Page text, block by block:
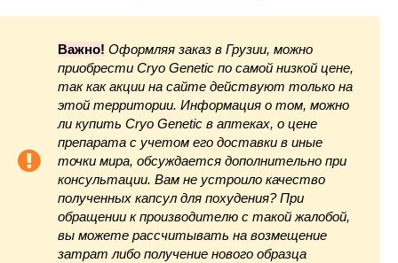
Важно! Оформляя заказ в Грузии, можно
приобрести Cryo Genetic по самой низкой цене,
так как акции на сайте действуют только на
этой территории. Информация о том, можно
ли купить Cryo Genetic в аптеках, о цене
препарата с учетом его доставки в иные
точки мира, обсуждается дополнительно при
консультации. Вам не устроило качество
полученных капсул для похудения? При
обращении к производителю с такой жалобой,
вы можете рассчитывать на возмещение
затрат либо получение нового образца